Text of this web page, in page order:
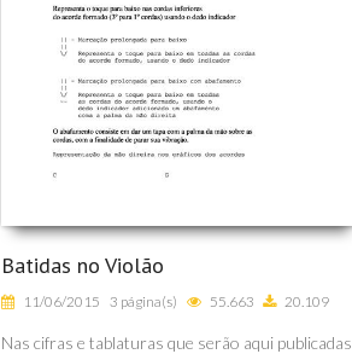
Batidas no Violão
11/06/2015 3 página(s) 55.663 20.109
Nas cifras e tablaturas que serão aqui publicadas,